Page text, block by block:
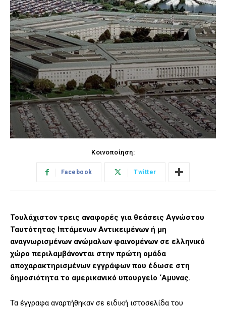
Κοινοποίηση:
Facebook Twitter
Τουλάχιστον τρεις αναφορές για θεάσεις Αγνώστου
Ταυτότητας Ιπτάμενων Αντικειμένων ή μη
αναγνωρισμένων ανώμαλων φαινομένων σε ελληνικό
χώρο περιλαμβάνονται στην πρώτη ομάδα
αποχαρακτηρισμένων εγγράφων που έδωσε στη
δημοσιότητα το αμερικανικό υπουργείο ‘Αμυνας.
Τα έγγραφα αναρτήθηκαν σε ειδική ιστοσελίδα του